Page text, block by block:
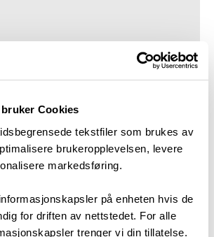
Cookies
tekstfiler som brukes av
brukeropplevelsen, levere
markedsføring.
på enheten hvis de
for driften av nettstedet. For alle
trenger vi din tillatelse.